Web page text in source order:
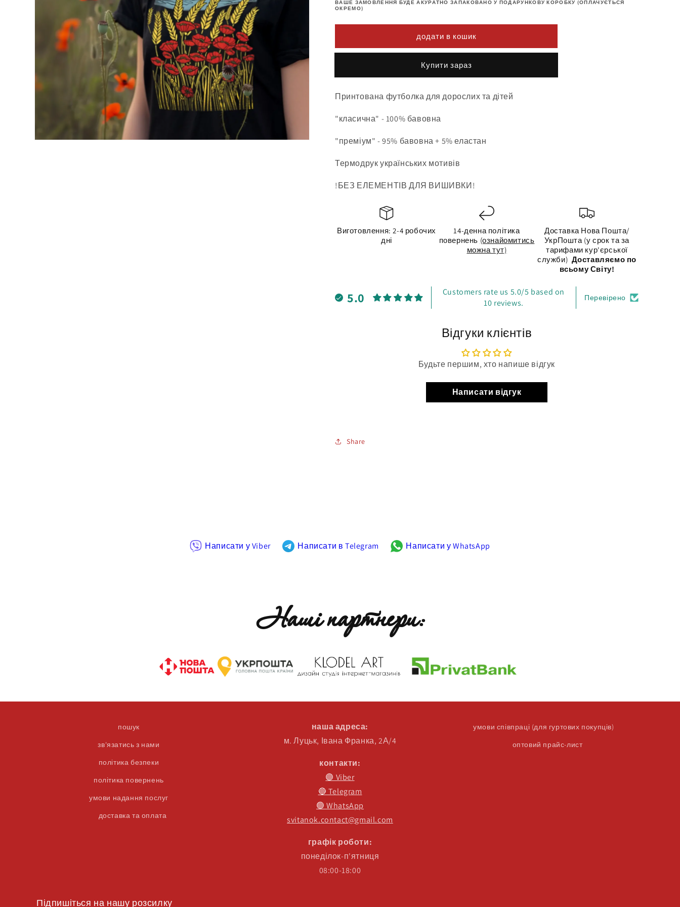
принтом
ВАШЕ ЗАМОВЛЕННЯ БУДЕ АКУРАТНО ЗАПАКОВАНО У ПОДАРУНКОВУ КОРОБКУ (ОПЛАЧУЄТЬСЯ
ОКРЕМО)
додати в кошик
Buy it now
Принтована футболка для дорослих та дітей
"класична" - 100% бавовна
"преміум" - 95% бавовна + 5% еластан
Термодрук українських мотивів
!БЕЗ ЕЛЕМЕНТІВ ДЛЯ ВИШИВКИ!
Виготовлення: 2-4 робочих
дні
14-денна політика
повернень (ознайомитись
можна тут)
Доставка Нова Пошта/
УкрПошта (у срок та за
тарифами кур'єрської
служби) Доставляємо по
всьому Світу!
5.0
Customers rate us 5.0/5 based on
10 reviews.
Перевірено
Відгуки клієнтів
Будьте першим, хто напише відгук
Написати відгук
Share
Написати у Viber Написати в Telegram Написати у WhatsApp
Наші партнери:
пошук
зв'язатись з нами
політика безпеки
політика повернень
умови надання послуг
доставка та оплата
наша адреса:
м. Луцьк, Івана Франка, 2А/4
контакти:
🟣 Viber
🔵 Telegram
🟢 WhatsApp
svitanok.contact@gmail.com
графік роботи:
понеділок-п'ятниця
08:00-18:00
умови співпраці (для гуртових покупців)
оптовий прайс-лист
Підпишіться на нашу розсилку